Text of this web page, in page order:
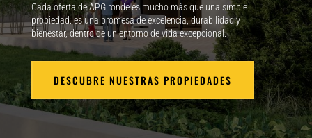
Cada oferta de APGironde es mucho más que una simple
propiedad: es una promesa de excelencia, durabilidad y
bienestar, dentro de un entorno de vida excepcional.
DESCUBRE NUESTRAS PROPIEDADES